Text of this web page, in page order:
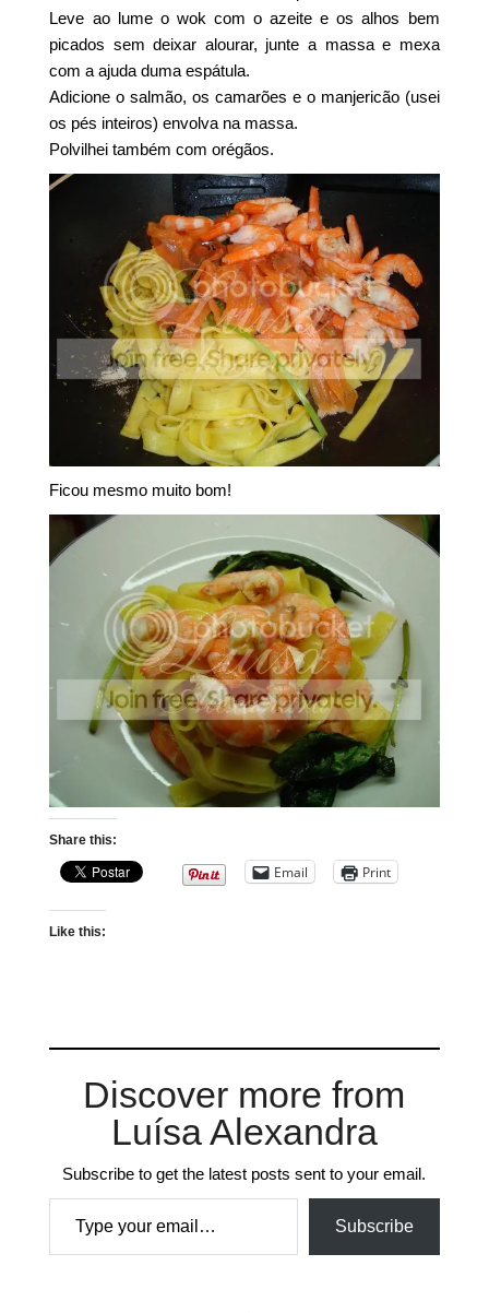
Leve ao lume o wok com o azeite e os alhos bem
picados sem deixar alourar, junte a massa e mexa
com a ajuda duma espátula.
Adicione o salmão, os camarões e o manjericão (usei
os pés inteiros) envolva na massa.
Polvilhei também com orégãos.
Ficou mesmo muito bom!
Share this:
Email Print
Like this:
Discover more from
Luísa Alexandra
Subscribe to get the latest posts sent to your email.
Type your email…
Subscribe